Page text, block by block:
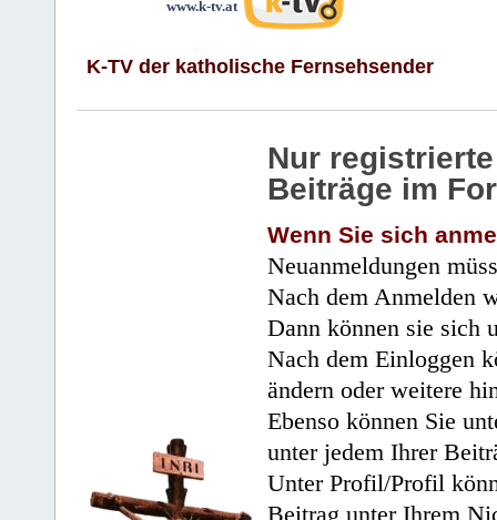
www.k-tv.at
K-TV der katholische Fernsehsender
Nur
Beiträge im
Wenn Sie sich
Neuanmeldungen
Nach dem Anmelden
Dann können sie sich
Nach dem Einloggen
ändern oder weitere
Ebenso können Sie
unter jedem Ihrer
Unter Profil/Profil
Beitrag unter Ihrem